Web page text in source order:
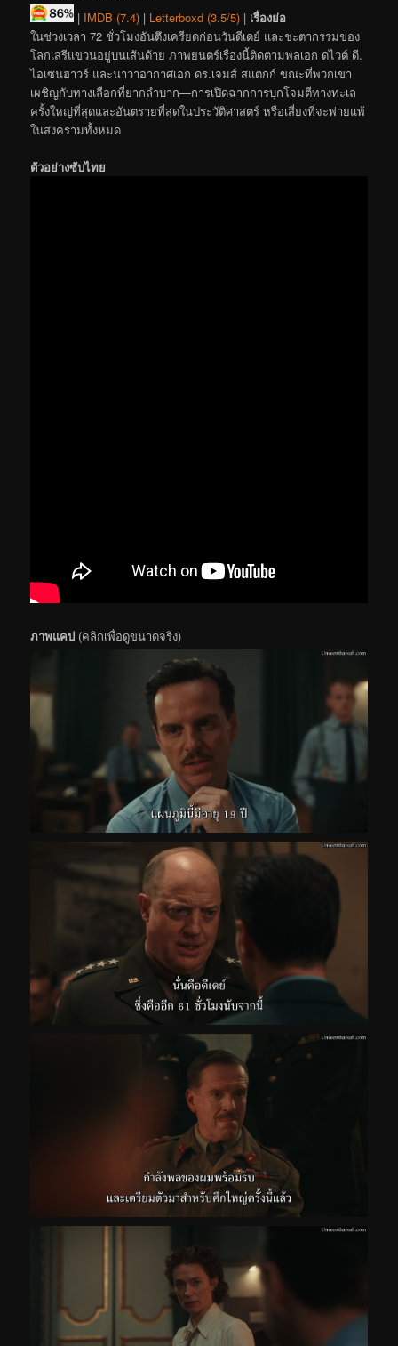
| IMDB (7.4) | Letterboxd (3.5/5) | เรื่องย่อ
ในช่วงเวลา 72 ชั่วโมงอันตึงเครียดก่อนวันดีเดย์ และชะตากรรมของ
โลกเสรีแขวนอยู่บนเส้นด้าย ภาพยนตร์เรื่องนี้ติดตามพลเอก ดไวต์ ดี.
ไอเซนฮาวร์ และนาวาอากาศเอก ดร.เจมส์ สแตกก์ ขณะที่พวกเขา
เผชิญกับทางเลือกที่ยากลำบาก—การเปิดฉากการบุกโจมตีทางทะเล
ครั้งใหญ่ที่สุดและอันตรายที่สุดในประวัติศาสตร์ หรือเสี่ยงที่จะพ่ายแพ้
ในสงครามทั้งหมด
ตัวอย่างซับไทย
ภาพแคป (คลิกเพื่อดูขนาดจริง)